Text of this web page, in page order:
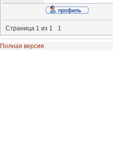
Страница 1 из 1 1
Полная версия